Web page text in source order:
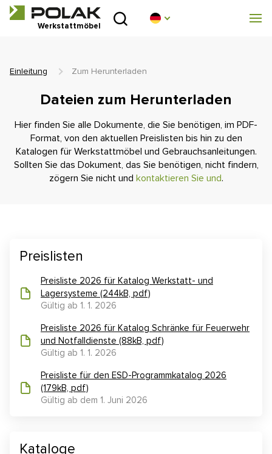
Werkstattmöbel
Einleitung
Blog
Zum Herunterladen
Kontakt
Konfigurator
Einleitung Zum Herunterladen
Dateien zum Herunterladen
Hier finden Sie alle Dokumente, die Sie benötigen, im PDF-
Format, von den aktuellen Preislisten bis hin zu den
Katalogen für Werkstattmöbel und Gebrauchsanleitungen.
Sollten Sie das Dokument, das Sie benötigen, nicht findern,
zögern Sie nicht und kontaktieren Sie und.
Preislisten
Preisliste 2026 für Katalog Werkstatt- und
Lagersysteme (244kB, pdf)
Gültig ab 1. 1. 2026
Preisliste 2026 für Katalog Schränke für Feuerwehr
und Notfalldienste (88kB, pdf)
Gültig ab 1. 1. 2026
Preisliste für den ESD-Programmkatalog 2026
(179kB, pdf)
Gültig ab dem 1. Juni 2026
Kataloge